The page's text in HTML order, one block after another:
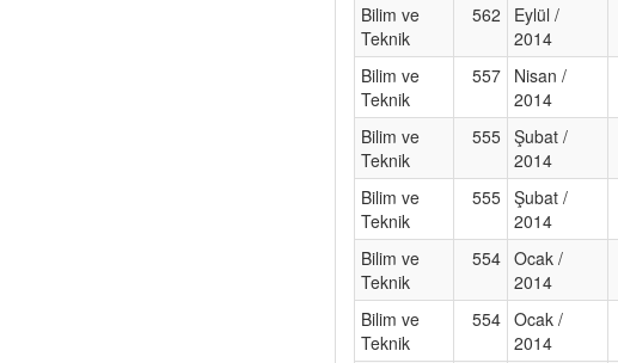
Bilim ve
Teknik
562
Eylül /
2014
Bilim ve
Teknik
557 Nisan /
2014
Bilim ve
Teknik
555 Şubat /
2014
Bilim ve
Teknik
555 Şubat /
2014
Bilim ve
Teknik
554 Ocak /
2014
Bilim ve
Teknik
554 Ocak /
2014